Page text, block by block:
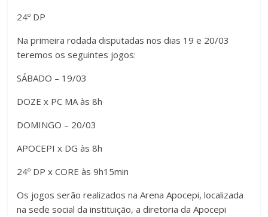
24º DP
Na primeira rodada disputadas nos dias 19 e 20/03
teremos os seguintes jogos:
SÁBADO – 19/03
DOZE x PC MA às 8h
DOMINGO – 20/03
APOCEPI x DG às 8h
24º DP x CORE às 9h15min
Os jogos serão realizados na Arena Apocepi, localizada
na sede social da instituição, a diretoria da Apocepi